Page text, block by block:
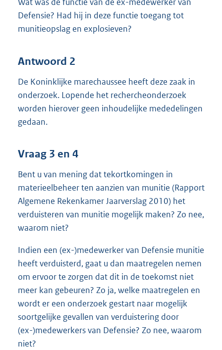
Defensie? Had hij in deze functie toegang tot
munitieopslag en explosieven?
Antwoord 2
De Koninklijke marechaussee heeft deze zaak in
onderzoek. Lopende het rechercheonderzoek
worden hierover geen inhoudelijke mededelingen
gedaan.
Vraag 3 en 4
Bent u van mening dat tekortkomingen in
materieelbeheer ten aanzien van munitie (Rapport
Algemene Rekenkamer Jaarverslag 2010) het
verduisteren van munitie mogelijk maken? Zo nee,
waarom niet?
Indien een (ex-)medewerker van Defensie munitie
heeft verduisterd, gaat u dan maatregelen nemen
om ervoor te zorgen dat dit in de toekomst niet
meer kan gebeuren? Zo ja, welke maatregelen en
wordt er een onderzoek gestart naar mogelijk
soortgelijke gevallen van verduistering door
(ex-)medewerkers van Defensie? Zo nee, waarom
niet?